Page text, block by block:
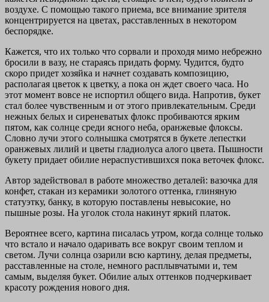
воздухе. С помощью такого приема, все внимание зрителя
концентрируется на цветах, расставленных в некотором
беспорядке.
Кажется, что их только что сорвали и проходя мимо небрежно
бросили в вазу, не стараясь придать форму. Чудится, будто
скоро придет хозяйка и начнет создавать композицию,
располагая цветок к цветку, а пока он ждет своего часа. Но
этот момент вовсе не испортил общего вида. Напротив, букет
стал более чувственным и от этого привлекательным. Среди
нежных белых и сиреневатых флокс пробиваются ярким
пятом, как солнце среди ясного неба, оранжевые флоксы.
Словно лучи этого солнышка смотрятся в букете лепестки
оранжевых лилий и цветы гладиолуса алого цвета. Пышности
букету придает обилие нераспустившихся пока веточек флокс.
Автор задействовал в работе множество деталей: вазочка для
конфет, стакан из керамики золотого оттенка, глиняную
статуэтку, банку, в которую поставлены невысокие, но
пышные розы. На уголок стола накинут яркий платок.
Вероятнее всего, картина писалась утром, когда солнце только
что встало и начало одаривать все вокруг своим теплом и
светом. Лучи солнца озарили всю картину, делая предметы,
расставленные на столе, немного расплывчатыми и, тем
самым, выделяя букет. Обилие алых оттенков подчеркивает
красоту рождения нового дня.